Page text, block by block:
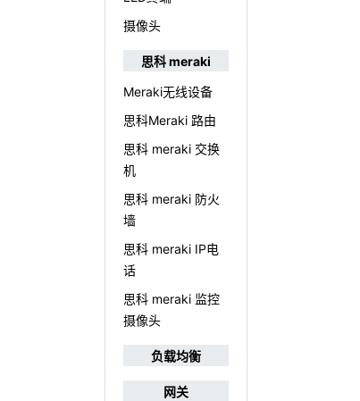
摄像头
思科 meraki
Meraki无线设备
思科Meraki 路由
思科 meraki 交换
机
思科 meraki 防火
墙
思科 meraki IP电
话
思科 meraki 监控
摄像头
负载均衡
网关